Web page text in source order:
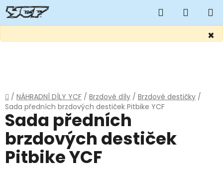
×
Hledat
KOŠÍK
Domů
/ NÁHRADNÍ DÍLY YCF / Brzdové díly / Brzdové destičky /
Sada předních brzdových destiček Pitbike YCF
Sada předních
brzdových destiček
Pitbike YCF